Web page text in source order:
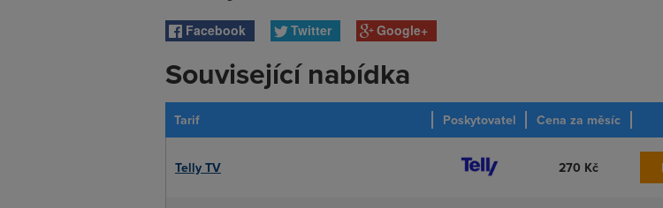
Facebook Twitter Google+
Související nabídka
Tarif Poskytovatel Cena za měsíc
Telly TV 270 Kč